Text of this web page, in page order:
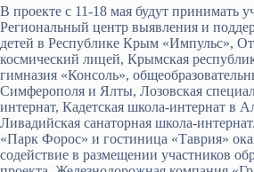
В проекте с 11-18 мая будут принимать
Региональный центр выявления и
детей в Республике Крым «Импульс»,
космический лицей, Крымская
гимназия «Консоль»,
Симферополя и Ялты, Лозовская
интернат, Кадетская школа-интернат в
Ливадийская санаторная школа-
«Парк Форос» и гостиница «Таврия»
содействие в размещении участников